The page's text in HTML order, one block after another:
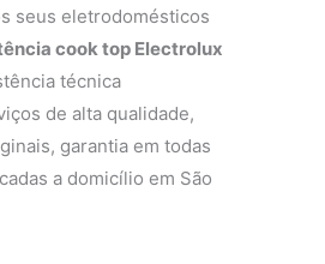
seus eletrodomésticos
cook top Electrolux
técnica
de alta qualidade,
garantia em todas
a domicílio em São